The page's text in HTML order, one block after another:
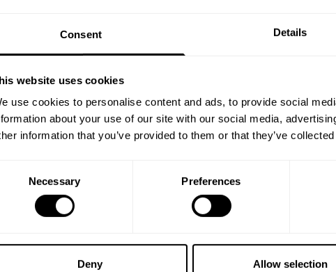
Consent Details
website uses cookies
use cookies to personalise content and ads, to provide social
about your use of our site with our social media,
information that you’ve provided to them or that they’ve
Necessary Preferences
Deny Allow selection
Die
Jan 21, 2026·Von Andreas
Isolierglasscheiben haben sich in den
weiterentwickelt und bieten heute